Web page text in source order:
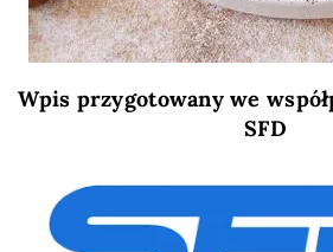
Wpis przygotowany we
SFD